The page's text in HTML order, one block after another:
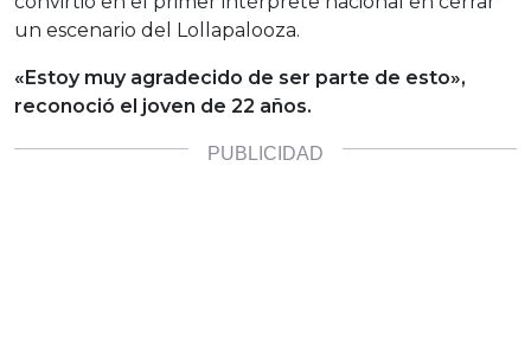
un escenario del Lollapalooza.
«Estoy muy agradecido de ser parte de esto»,
reconoció el joven de 22 años.